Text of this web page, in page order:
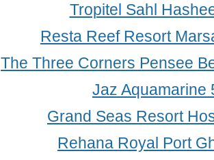
Tropitel Sahl
Resta Reef Resort
The Three Corners Pensee
Jaz Aquamarine
Grand Seas Resort
Rehana Royal Port